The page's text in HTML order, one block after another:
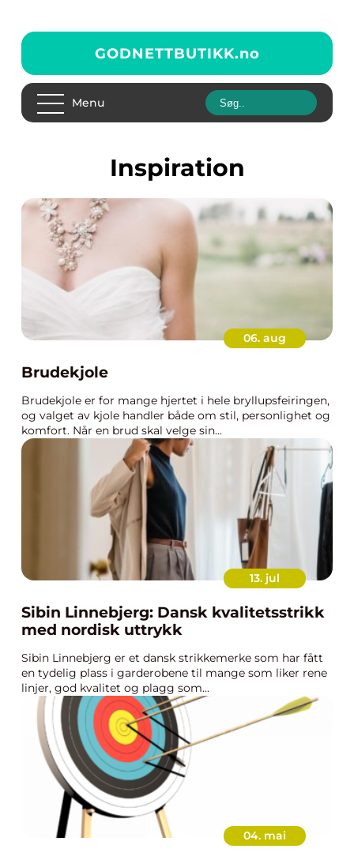
GODNETTBUTIKK.no
Menu
inspiration
06. aug
Brudekjole
Brudekjole er for mange hjertet i hele bryllupsfeiringen,
og valget av kjole handler både om stil, personlighet og
komfort. Når en brud skal velge sin...
13. jul
Sibin Linnebjerg: Dansk kvalitetsstrikk
med nordisk uttrykk
Sibin Linnebjerg er et dansk strikkemerke som har fått
en tydelig plass i garderobene til mange som liker rene
linjer, god kvalitet og plagg som...
04. mai